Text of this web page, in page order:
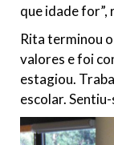
que idade for”,
Rita terminou
valores e foi
estagiou.
escolar.